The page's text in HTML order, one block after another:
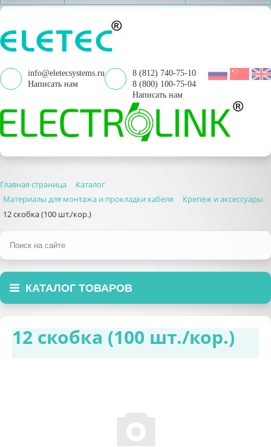
info@eletecsystems.ru
Написать нам
8 (812) 740-75-10
8 (800) 100-75-04
Написать нам
Главная страница
Каталог
Материалы для монтажа и прокладки кабеля
Крепёж и аксессуары
12 скобка (100 шт./кор.)
КАТАЛОГ ТОВАРОВ
12 скобка (100 шт./кор.)